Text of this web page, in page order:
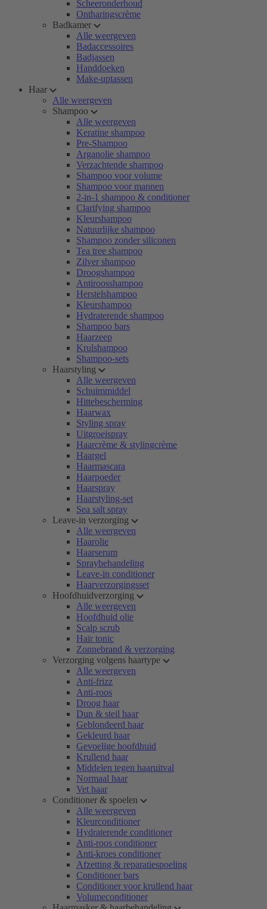
Scheeronderhoud
Ontharingscrème
Badkamer
Alle weergeven
Badaccessoires
Badjassen
Handdoeken
Make-uptassen
Haar
Alle weergeven
Shampoo
Alle weergeven
Keratine shampoo
Pre-Shampoo
Arganolie shampoo
Verzachtende shampoo
Shampoo voor volume
Shampoo voor mannen
2-in-1 shampoo & conditioner
Clarifying shampoo
Kleurshampoo
Natuurlijke shampoo
Shampoo zonder siliconen
Tea tree shampoo
Zilver shampoo
Droogshampoo
Antiroosshampoo
Herstelshampoo
Kleurshampoo
Hydraterende shampoo
Shampoo bars
Haarzeep
Krulshampoo
Shampoo-sets
Haarstyling
Alle weergeven
Schuimmiddel
Hittebescherming
Haarwax
Styling spray
Uitgroeispray
Haarcrème & stylingcrème
Haargel
Haarmascara
Haarpoeder
Haarspray
Haarstyling-set
Sea salt spray
Leave-in verzorging
Alle weergeven
Haarolie
Haarserum
Spraybehandeling
Leave-in conditioner
Haarverzorgingsset
Hoofdhuidverzorging
Alle weergeven
Hoofdhuid olie
Scalp scrub
Hair tonic
Zonnebrand & verzorging
Verzorging volgens haartype
Alle weergeven
Anti-frizz
Anti-roos
Droog haar
Dun & steil haar
Geblondeerd haar
Gekleurd haar
Gevoelige hoofdhuid
Krullend haar
Middelen tegen haaruitval
Normaal haar
Vet haar
Conditioner & spoelen
Alle weergeven
Kleurconditioner
Hydraterende conditioner
Anti-roos conditioner
Anti-kroes conditioner
Afzetting & reparatiespoeling
Conditioner bars
Conditioner voor krullend haar
Volumeconditioner